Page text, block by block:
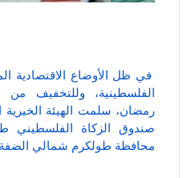
في ظل الأوضاع الاقتصادية
الفلسطينية، وللتخفيف من
رمضان، سلمت الهيئة الخيرية
صندوق الزكاة الفلسطيني
محافظة طولكرم شمالي الضفة